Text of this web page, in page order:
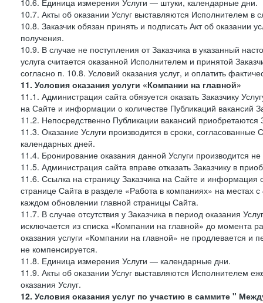
10.6. Единица измерения Услуги — штуки, календарные дни.
10.7. Акты об оказании Услуг выставляются Исполнителем в
10.8. Заказчик обязан принять и подписать Акт об оказании
получения.
10.9. В случае не поступления от Заказчика в указанный
услуга считается оказанной Исполнителем и принятой
согласно п. 10.8. Условий оказания услуг, и оплатить
11. Условия оказания услуги «Компании на главной»
11.1. Администрация сайта обязуется оказать Заказчику
на Сайте и информации о количестве Публикаций вакансий
11.2. Непосредственно Публикации вакансий приобретаются
11.3. Оказание Услуги производится в сроки,
календарных дней.
11.4. Бронирование оказания данной Услуги производится
11.5. Администрация сайта вправе отказать Заказчику в
11.6. Ссылка на страницу Заказчика на Сайте и информация
странице Сайта в разделе «Работа в компаниях» на
каждом обновлении главной страницы Сайта.
11.7. В случае отсутствия у Заказчика в период оказания
исключается из списка «Компании на главной» до момента
оказания услуги «Компании на главной» не продлевается и
не компенсируется.
11.8. Единица измерения Услуги — календарные дни.
11.9. Акты об оказании Услуг выставляются Исполнителем
оказания Услуг.
12. Условия оказания услуг по участию в саммите "